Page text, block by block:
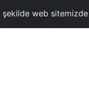
web sitemizde